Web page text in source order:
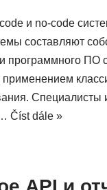
и no-code
составляют
программного ПО
Специалисты
Číst dále »